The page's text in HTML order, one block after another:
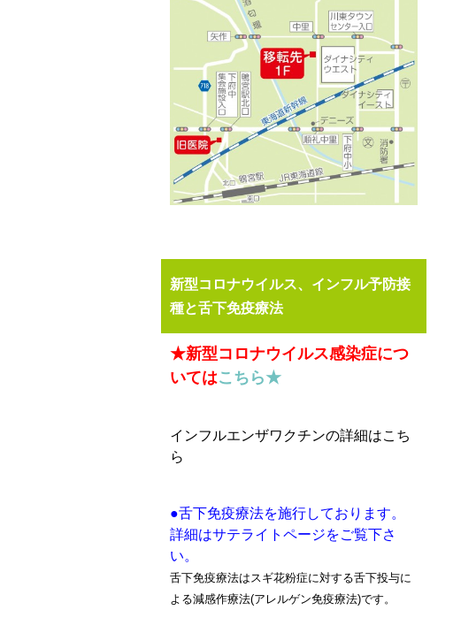
新型コロナウイルス、インフル予防接
種と舌下免疫療法
★新型コロナウイルス感染症につ
いてはこちら★
インフルエンザワクチンの詳細はこち
ら
●舌下免疫療法を施行しております。
詳細はサテライトページをご覧下さ
い。
舌下免疫療法はスギ花粉症に対する舌下投与に
よる減感作療法(アレルゲン免疫療法)です。